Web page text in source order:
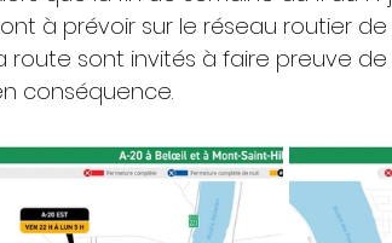
à prévoir sur le réseau routier
route sont invités à faire preuve
conséquence.